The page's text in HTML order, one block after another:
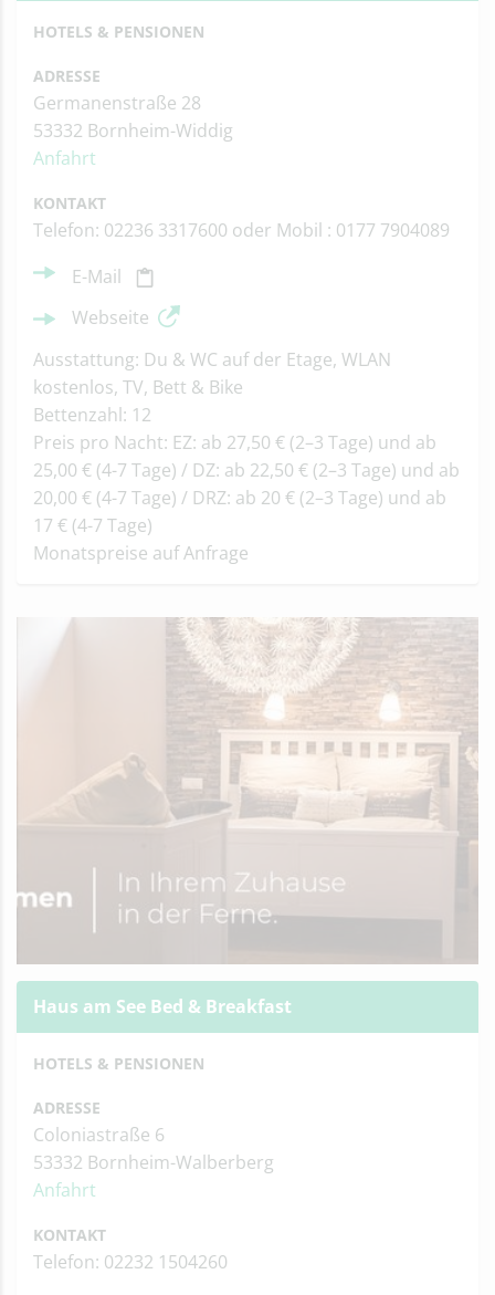
HOTELS & PENSIONEN
ADRESSE
Germanenstraße 28
53332 Bornheim-Widdig
Anfahrt
KONTAKT
Telefon: 02236 3317600 oder Mobil : 0177 7904089
E-Mail
Webseite
Ausstattung: Du & WC auf der Etage, WLAN
kostenlos, TV, Bett & Bike
Bettenzahl: 12
Preis pro Nacht: EZ: ab 27,50 € (2–3 Tage) und ab
25,00 € (4-7 Tage) / DZ: ab 22,50 € (2–3 Tage) und ab
20,00 € (4-7 Tage) / DRZ: ab 20 € (2–3 Tage) und ab
17 € (4-7 Tage)
Monatspreise auf Anfrage
Haus am See Bed & Breakfast
HOTELS & PENSIONEN
ADRESSE
Coloniastraße 6
53332 Bornheim-Walberberg
Anfahrt
KONTAKT
Telefon: 02232 1504260